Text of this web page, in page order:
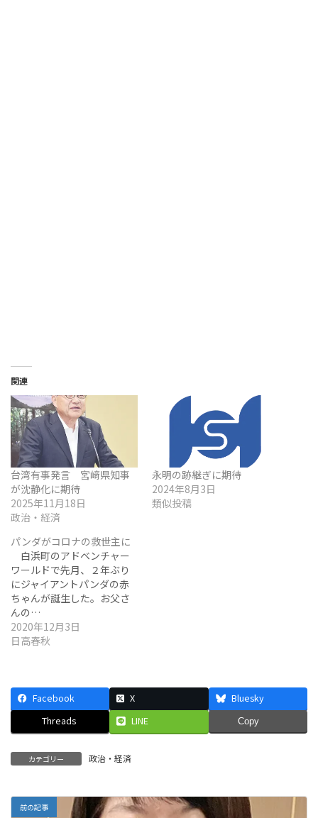
関連
台湾有事発言 宮﨑県知事
が沈静化に期待
2025年11月18日
政治・経済
永明の跡継ぎに期待
2024年8月3日
類似投稿
パンダがコロナの救世主に
白浜町のアドベンチャー
ワールドで先月、２年ぶり
にジャイアントパンダの赤
ちゃんが誕生した。お父さ
んの…
2020年12月3日
日高春秋
Facebook X
Bluesky
Threads
LINE Copy
カテゴリー 政治・経済
前の記事